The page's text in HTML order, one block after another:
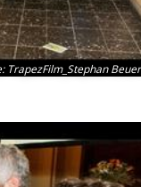
:TrapezFilm_Stephan